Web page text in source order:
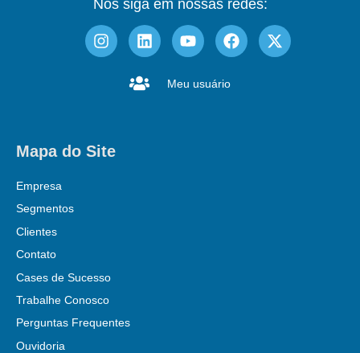
Nos siga em nossas redes:
Meu usuário
Mapa do Site
Empresa
Segmentos
Clientes
Contato
Cases de Sucesso
Trabalhe Conosco
Perguntas Frequentes
Ouvidoria